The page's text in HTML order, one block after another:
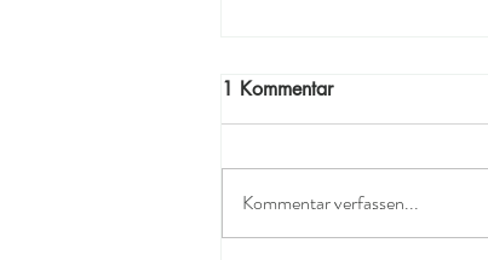
1 Kommentar
Kommentar verfassen...